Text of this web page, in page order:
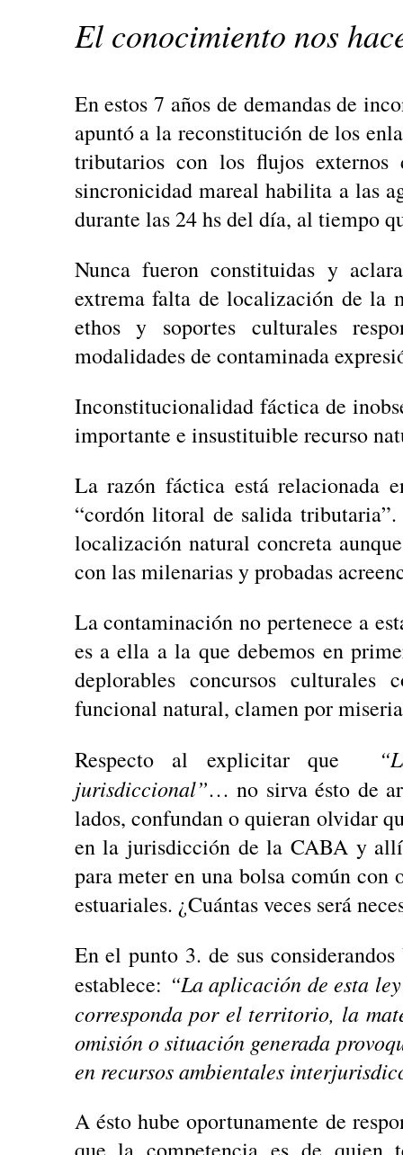
El conocimiento nos
En estos 7 años de demandas de
apuntó a la reconstitución de los
tributarios con los flujos
sincronicidad mareal habilita a las
durante las 24 hs del día, al tiempo
Nunca fueron constituidas y
extrema falta de localización de la
ethos y soportes culturales
modalidades de contaminada
Inconstitucionalidad fáctica de
importante e insustituible recurso
La razón fáctica está relacionada
“cordón litoral de salida
localización natural concreta
con las milenarias y probadas
La contaminación no pertenece a
es a ella a la que debemos en
deplorables concursos culturales
funcional natural, clamen por
Respecto al explicitar que
jurisdiccional”… no sirva ésto de
lados, confundan o quieran olvidar
en la jurisdicción de la CABA y
para meter en una bolsa común con
estuariales. ¿Cuántas veces será
En el punto 3. de sus
establece: “La aplicación de esta
corresponda por el territorio, la
omisión o situación generada
en recursos ambientales
A ésto hube oportunamente de